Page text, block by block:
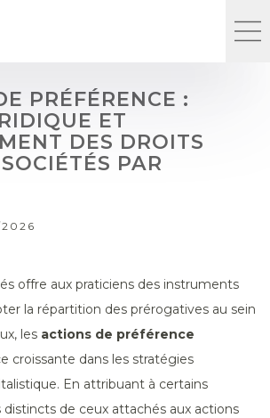
PRÉFÉRENCE :
ET
DES DROITS
PAR
offre aux praticiens des instruments
la répartition des prérogatives au sein
les actions de préférence
croissante dans les stratégies
En attribuant à certains
distincts de ceux attachés aux actions